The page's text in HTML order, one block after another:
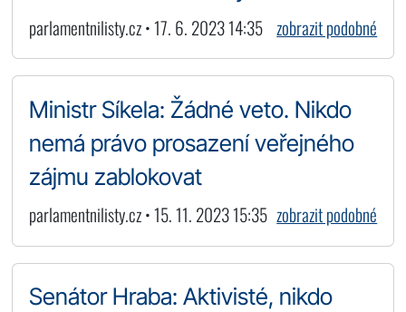
parlamentnilisty.cz • 17. 6. 2023 14:35 zobrazit podobné
Ministr Síkela: Žádné veto. Nikdo
nemá právo prosazení veřejného
zájmu zablokovat
parlamentnilisty.cz • 15. 11. 2023 15:35 zobrazit podobné
Senátor Hraba: Aktivisté, nikdo